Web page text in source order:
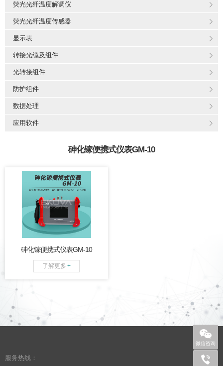
荧光光纤温度解调仪
荧光光纤温度传感器
显示表
转接光缆及组件
光转接组件
防护组件
数据处理
应用软件
砷化镓便携式仪表GM-10
砷化镓便携式仪表GM-10
了解更多 +
两路ST光接口，具有诊断功
能，兼容国内外砷化镓光
纤，可完成多场景的移动便
携使用。
服务热线：
微信咨询
+86